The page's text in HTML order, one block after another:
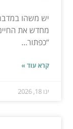
יש משהו
מחדש את
“כפתור...
קרא עוד »
ינו 18, 2026